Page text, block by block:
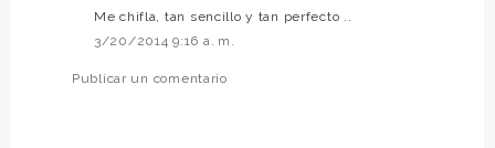
Me chifla, tan sencillo y tan perfecto ..
3/20/2014 9:16 a. m.
Publicar un comentario